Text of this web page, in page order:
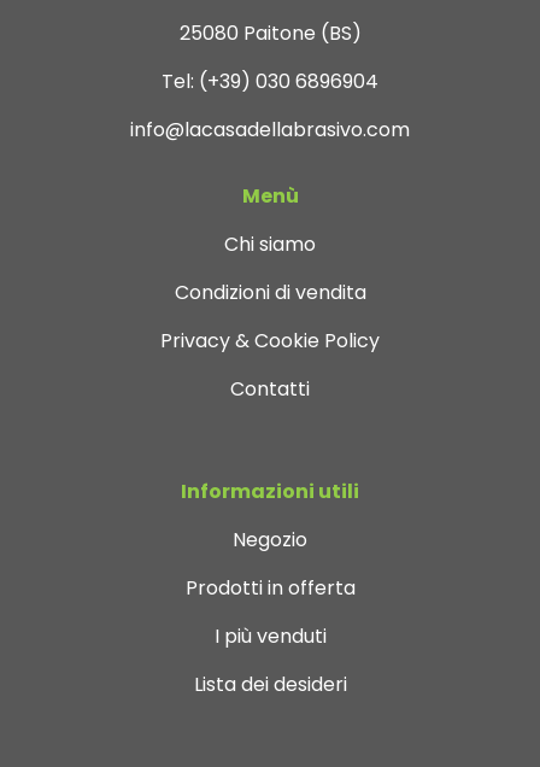
25080 Paitone (BS)
Tel: (+39) 030 6896904
info@lacasadellabrasivo.com
Menù
Chi siamo
Condizioni di vendita
Privacy & Cookie Policy
Contatti
Informazioni utili
Negozio
Prodotti in offerta
I più venduti
Lista dei desideri